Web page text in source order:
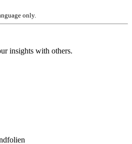
only.
insights with others.